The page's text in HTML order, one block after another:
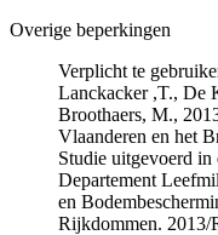
Overige beperkingen
Verplicht te
Lanckacker ,T., De
Broothaers, M.,
Vlaanderen en het
Studie uitgevoerd in
Departement
en
Rijkdommen.